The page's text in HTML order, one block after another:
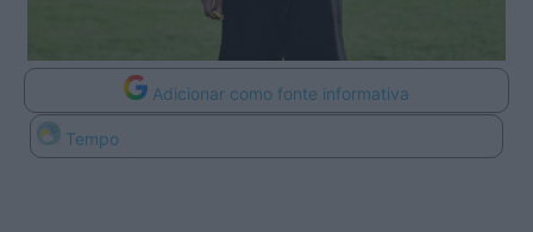
Adicionar como fonte informativa
Tempo